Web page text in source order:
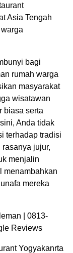
Asia Tengah
bagi
rumah warga
masyarakat
wisatawan
biasa serta
Anda tidak
terhadap tradisi
jujur,
menjalin
menambahkan
mereka
| 0813-
Reviews
Yogyakanrta